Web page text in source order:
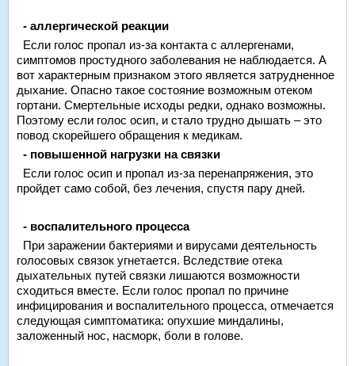
- аллергической реакции
Если голос пропал из-за контакта с аллергенами,
симптомов простудного заболевания не наблюдается. А
вот характерным признаком этого является затрудненное
дыхание. Опасно такое состояние возможным отеком
гортани. Смертельные исходы редки, однако возможны.
Поэтому если голос осип, и стало трудно дышать – это
повод скорейшего обращения к медикам.
- повышенной нагрузки на связки
Если голос осип и пропал из-за перенапряжения, это
пройдет само собой, без лечения, спустя пару дней.
- воспалительного процесса
При заражении бактериями и вирусами деятельность
голосовых связок угнетается. Вследствие отека
дыхательных путей связки лишаются возможности
сходиться вместе. Если голос пропал по причине
инфицирования и воспалительного процесса, отмечается
следующая симптоматика: опухшие миндалины,
заложенный нос, насморк, боли в голове.